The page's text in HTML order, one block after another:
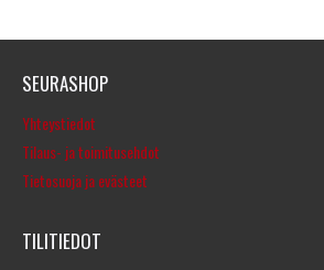
SEURASHOP
Yhteystiedot
Tilaus- ja toimitusehdot
Tietosuoja ja evästeet
TILITIEDOT